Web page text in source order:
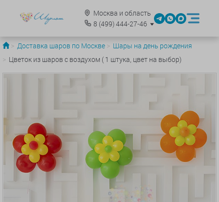
Москва и область
8 (499)444-27-46
Доставка шаров по Москве
Шары на день рождения
Цветок из шаров с воздухом ( 1 штука, цвет на выбор)